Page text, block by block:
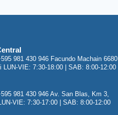
981 430 946 Facundo Machain 6680
LUN-VIE: 7:30-18:00 | SAB: 8:00-12:00
981 430 946 Av. San Blas, Km 3,
VIE: 7:30-17:00 | SAB: 8:00-12:00